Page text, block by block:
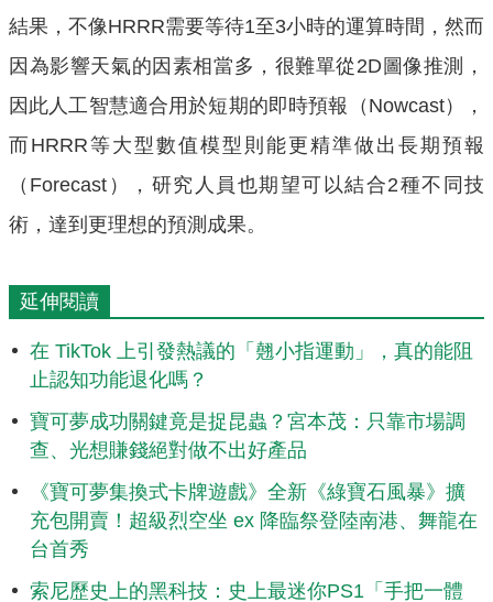
結果，不像HRRR需要等待1至3小時的運算時間，然而
因為影響天氣的因素相當多，很難單從2D圖像推測，
因此人工智慧適合用於短期的即時預報（Nowcast），
而HRRR等大型數值模型則能更精準做出長期預報
（Forecast），研究人員也期望可以結合2種不同技
術，達到更理想的預測成果。
延伸閱讀
在 TikTok 上引發熱議的「翹小指運動」，真的能阻
止認知功能退化嗎？
寶可夢成功關鍵竟是捉昆蟲？宮本茂：只靠市場調
查、光想賺錢絕對做不出好產品
《寶可夢集換式卡牌遊戲》全新《綠寶石風暴》擴
充包開賣！超級烈空坐 ex 降臨祭登陸南港、舞龍在
台首秀
索尼歷史上的黑科技：史上最迷你PS1「手把一體